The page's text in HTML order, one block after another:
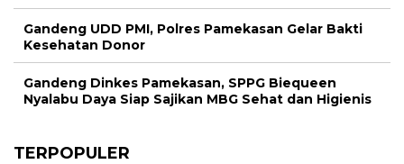
Gandeng UDD PMI, Polres Pamekasan Gelar Bakti
Kesehatan Donor
Gandeng Dinkes Pamekasan, SPPG Biequeen
Nyalabu Daya Siap Sajikan MBG Sehat dan Higienis
TERPOPULER